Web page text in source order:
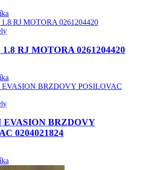
RJ MOTORA 0261204420
EVASION BRZDOVY
0204021824